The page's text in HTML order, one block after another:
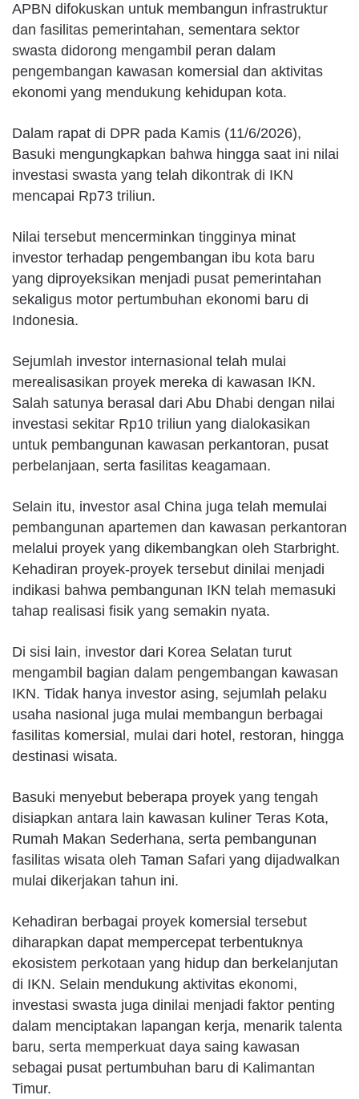
APBN difokuskan untuk membangun infrastruktur
dan fasilitas pemerintahan, sementara sektor
swasta didorong mengambil peran dalam
pengembangan kawasan komersial dan aktivitas
ekonomi yang mendukung kehidupan kota.
Dalam rapat di DPR pada Kamis (11/6/2026),
Basuki mengungkapkan bahwa hingga saat ini nilai
investasi swasta yang telah dikontrak di IKN
mencapai Rp73 triliun.
Nilai tersebut mencerminkan tingginya minat
investor terhadap pengembangan ibu kota baru
yang diproyeksikan menjadi pusat pemerintahan
sekaligus motor pertumbuhan ekonomi baru di
Indonesia.
Sejumlah investor internasional telah mulai
merealisasikan proyek mereka di kawasan IKN.
Salah satunya berasal dari Abu Dhabi dengan nilai
investasi sekitar Rp10 triliun yang dialokasikan
untuk pembangunan kawasan perkantoran, pusat
perbelanjaan, serta fasilitas keagamaan.
Selain itu, investor asal China juga telah memulai
pembangunan apartemen dan kawasan perkantoran
melalui proyek yang dikembangkan oleh Starbright.
Kehadiran proyek-proyek tersebut dinilai menjadi
indikasi bahwa pembangunan IKN telah memasuki
tahap realisasi fisik yang semakin nyata.
Di sisi lain, investor dari Korea Selatan turut
mengambil bagian dalam pengembangan kawasan
IKN. Tidak hanya investor asing, sejumlah pelaku
usaha nasional juga mulai membangun berbagai
fasilitas komersial, mulai dari hotel, restoran, hingga
destinasi wisata.
Basuki menyebut beberapa proyek yang tengah
disiapkan antara lain kawasan kuliner Teras Kota,
Rumah Makan Sederhana, serta pembangunan
fasilitas wisata oleh Taman Safari yang dijadwalkan
mulai dikerjakan tahun ini.
Kehadiran berbagai proyek komersial tersebut
diharapkan dapat mempercepat terbentuknya
ekosistem perkotaan yang hidup dan berkelanjutan
di IKN. Selain mendukung aktivitas ekonomi,
investasi swasta juga dinilai menjadi faktor penting
dalam menciptakan lapangan kerja, menarik talenta
baru, serta memperkuat daya saing kawasan
sebagai pusat pertumbuhan baru di Kalimantan
Timur.